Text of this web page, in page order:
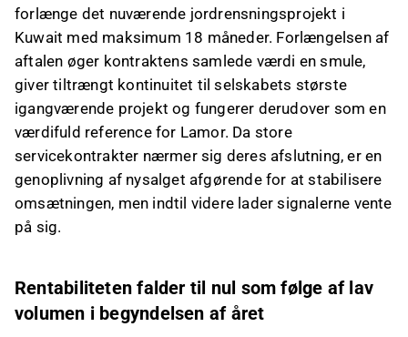
forlænge det nuværende jordrensningsprojekt i
Kuwait med maksimum 18 måneder. Forlængelsen af
aftalen øger kontraktens samlede værdi en smule,
giver tiltrængt kontinuitet til selskabets største
igangværende projekt og fungerer derudover som en
værdifuld reference for Lamor. Da store
servicekontrakter nærmer sig deres afslutning, er en
genoplivning af nysalget afgørende for at stabilisere
omsætningen, men indtil videre lader signalerne vente
på sig.
Rentabiliteten falder til nul som følge af lav
volumen i begyndelsen af året